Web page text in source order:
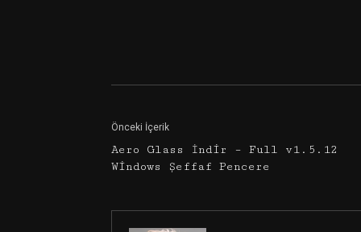
Önceki İçerik
Aero Glass İndir – Full v1.5.12
Windows Şeffaf Pencere